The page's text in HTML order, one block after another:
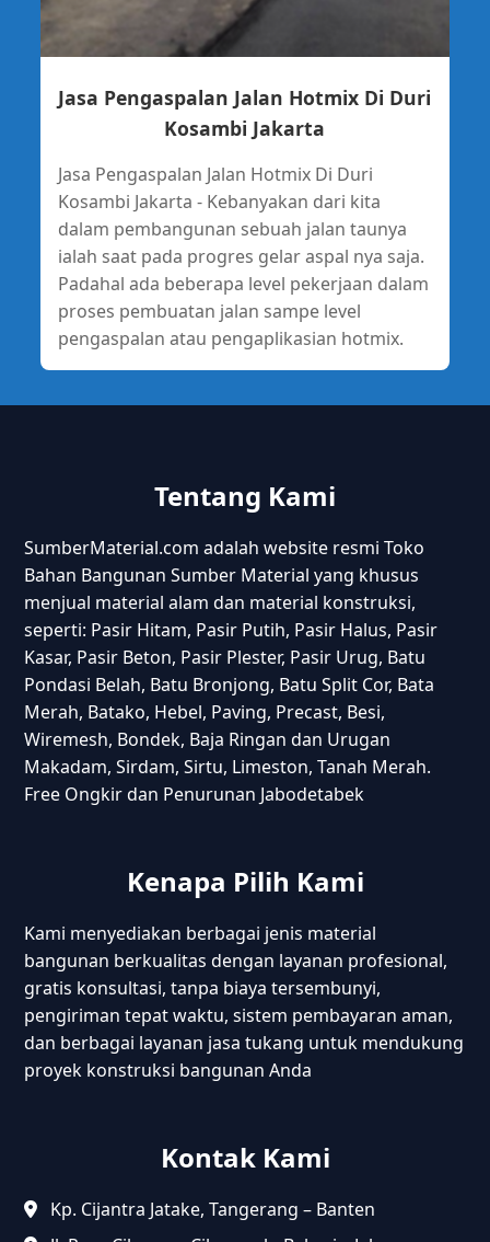
Jasa Pengaspalan Jalan Hotmix Di Duri
Kosambi Jakarta
Jasa Pengaspalan Jalan Hotmix Di Duri
Kosambi Jakarta - Kebanyakan dari kita
dalam pembangunan sebuah jalan taunya
ialah saat pada progres gelar aspal nya saja.
Padahal ada beberapa level pekerjaan dalam
proses pembuatan jalan sampe level
pengaspalan atau pengaplikasian hotmix.
Tentang Kami
SumberMaterial.com adalah website resmi Toko
Bahan Bangunan Sumber Material yang khusus
menjual material alam dan material konstruksi,
seperti: Pasir Hitam, Pasir Putih, Pasir Halus, Pasir
Kasar, Pasir Beton, Pasir Plester, Pasir Urug, Batu
Pondasi Belah, Batu Bronjong, Batu Split Cor, Bata
Merah, Batako, Hebel, Paving, Precast, Besi,
Wiremesh, Bondek, Baja Ringan dan Urugan
Makadam, Sirdam, Sirtu, Limeston, Tanah Merah.
Free Ongkir dan Penurunan Jabodetabek
Kenapa Pilih Kami
Kami menyediakan berbagai jenis material
bangunan berkualitas dengan layanan profesional,
gratis konsultasi, tanpa biaya tersembunyi,
pengiriman tepat waktu, sistem pembayaran aman,
dan berbagai layanan jasa tukang untuk mendukung
proyek konstruksi bangunan Anda
Kontak Kami
Kp. Cijantra Jatake, Tangerang – Banten